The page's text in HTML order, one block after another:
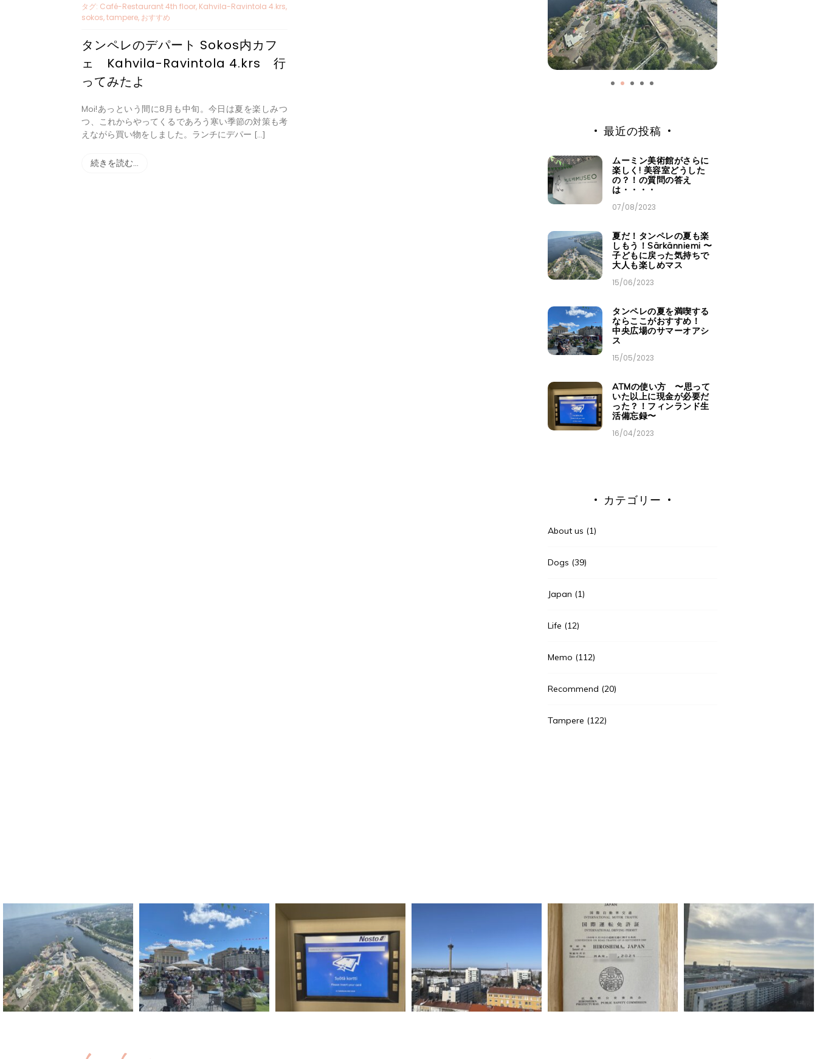
タグ: Café-Restaurant 4th floor, Kahvila-Ravintola 4.krs,
sokos,tampere, おすすめ
タンペレのデパート Sokos内カフ
ェ Kahvila-Ravintola 4.krs 行
ってみたよ
Moi!あっという間に8月も中旬。今日は夏を楽しみつ
つ、これからやってくるであろう寒い季節の対策も考
えながら買い物をしました。ランチにデパー […]
続きを読む…
最近の投稿
ムーミン美術館がさらに
楽しく! 美容室どうした
の？！の質問の答え
は・・・・
07/08/2023
夏だ！タンペレの夏も楽
しもう！Särkänniemi 〜
子どもに戻った気持ちで
大人も楽しめマス
15/06/2023
タンペレの夏を満喫する
ならここがおすすめ！
中央広場のサマーオアシ
ス
15/05/2023
ATMの使い方 〜思って
いた以上に現金が必要だ
った？！フィンランド生
活備忘録〜
16/04/2023
カテゴリー
About us (1)
Dogs (39)
Japan (1)
Life (12)
Memo (112)
Recommend (20)
Tampere (122)